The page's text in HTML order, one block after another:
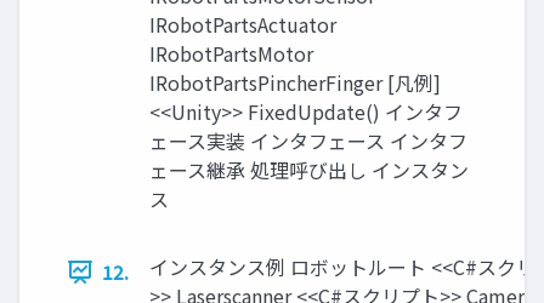
IRobotPartsActuator
IRobotPartsMotor
IRobotPartsPincherFinger [凡例]
<<Unity>> FixedUpdate() インタフ
ェース実装 インタフェース インタフ
ェース継承 処理呼び出し インスタン
ス
12.
インスタンス例 ロボットルート <<C#スク
>> Laserscanner <<C#スクリプト>>